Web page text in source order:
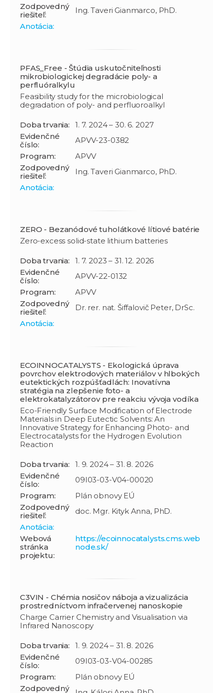
Zodpovedný
riešiteľ:
Ing. Taveri Gianmarco, PhD.
Anotácia:
PFAS_Free - Štúdia uskutočniteľnosti
mikrobiologickej degradácie poly- a
perfluóralkylu
Feasibility study for the microbiological
degradation of poly- and perfluoroalkyl
Doba trvania:
1. 7. 2024 – 30. 6. 2027
Evidenčné
číslo:
APVV-23-0382
Program:
APVV
Zodpovedný
riešiteľ:
Ing. Taveri Gianmarco, PhD.
Anotácia:
ZERO - Bezanódové tuholátkové lítiové batérie
Zero-excess solid-state lithium batteries
Doba trvania:
1. 7. 2023 – 31. 12. 2026
Evidenčné
číslo:
APVV-22-0132
Program:
APVV
Zodpovedný
riešiteľ:
Dr. rer. nat. Šiffalovič Peter, DrSc.
Anotácia:
ECOINNOCATALYSTS - Ekologická úprava
povrchov elektrodových materiálov v hlbokých
eutektických rozpúšťadlách: Inovatívna
stratégia na zlepšenie foto- a
elektrokatalyzátorov pre reakciu vývoja vodíka
Eco-Friendly Surface Modification of Electrode
Materials in Deep Eutectic Solvents: An
Innovative Strategy for Enhancing Photo- and
Electrocatalysts for the Hydrogen Evolution
Reaction
Doba trvania:
1. 9. 2024 – 31. 8. 2026
Evidenčné
číslo:
09I03-03-V04-00020
Program:
Plán obnovy EÚ
Zodpovedný
riešiteľ:
doc. Mgr. Kityk Anna, PhD.
Anotácia:
Webová
stránka
projektu:
https://ecoinnocatalysts.cms.web
node.sk/
C3VIN - Chémia nosičov náboja a vizualizácia
prostredníctvom infračervenej nanoskopie
Charge Carrier Chemistry and Visualisation via
Infrared Nanoscopy
Doba trvania:
1. 9. 2024 – 31. 8. 2026
Evidenčné
číslo:
09I03-03-V04-00285
Program:
Plán obnovy EÚ
Zodpovedný